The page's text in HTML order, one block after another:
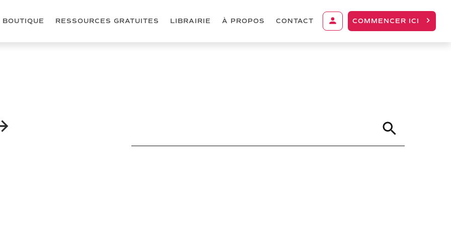
BOUTIQUE RESSOURCES GRATUITES LIBRAIRIE À PROPOS CONTACT COMMENCER ICI